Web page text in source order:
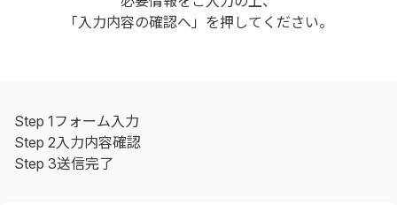
「入力内容の確認へ」を押してください。
Step 1フォーム入力
Step 2入力内容確認
Step 3送信完了